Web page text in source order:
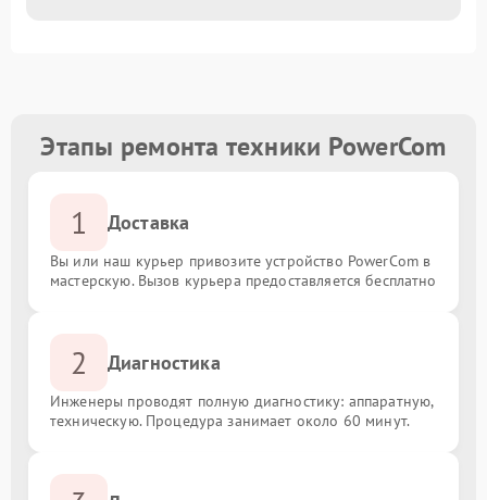
Этапы ремонта техники PowerCom
1 Доставка
Вы или наш курьер привозите устройство PowerCom в
мастерскую. Вызов курьера предоставляется бесплатно
2 Диагностика
Инженеры проводят полную диагностику: аппаратную,
техническую. Процедура занимает около 60 минут.